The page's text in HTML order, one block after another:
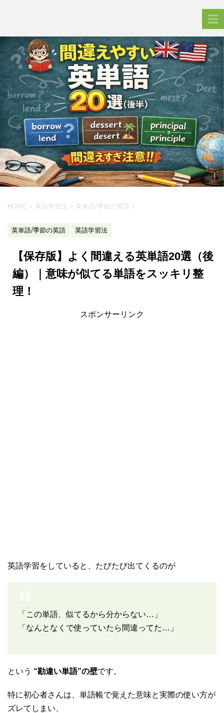
HOME > 英語学習法 > 英単語/季節の英語 >
英単語/季節の英語 英語学習法
【保存版】よく間違える英単語20選（後
編）｜意味が似てる単語をスッキリ整
理！
スポンサーリンク
英語学習をしていると、たびたび出てくるのが
「この単語、似てるから分からない…」
「なんとなくで使っていたら間違ってた…」
という “勘違い単語”の壁です。
特に初心者さんは、単語帳で覚えた意味と実際の使い方が
ズレてしまい、